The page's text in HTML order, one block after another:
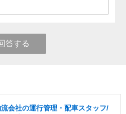
答する
会社の運行管理・配車スタッフ/